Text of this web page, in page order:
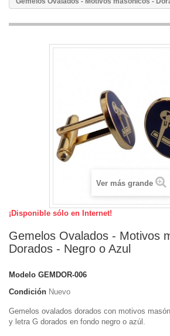
Ver más grande
¡Disponible sólo en Internet!
Gemelos Ovalados - Motivos
Dorados - Negro o Azul
Modelo GEMDOR-006
Condición Nuevo
Gemelos ovalados dorados con motivos
y letra G dorados en fondo negro o azúl.